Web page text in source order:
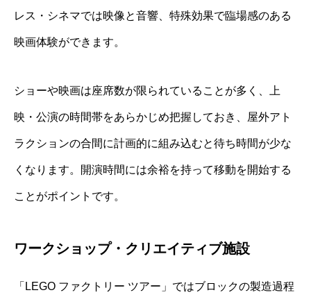
レス・シネマでは映像と音響、特殊効果で臨場感のある
映画体験ができます。
ショーや映画は座席数が限られていることが多く、上
映・公演の時間帯をあらかじめ把握しておき、屋外アト
ラクションの合間に計画的に組み込むと待ち時間が少な
くなります。開演時間には余裕を持って移動を開始する
ことがポイントです。
ワークショップ・クリエイティブ施設
「LEGO ファクトリー ツアー」ではブロックの製造過程